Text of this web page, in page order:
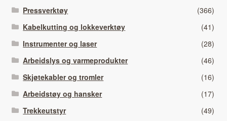
Pressverktøy
(366)
Kabelkutting og lokkeverktøy
(41)
Instrumenter og laser
(28)
Arbeidslys og varmeprodukter
(46)
Skjøtekabler og tromler
(16)
Arbeidstøy og hansker
(17)
Trekkeutstyr
(49)